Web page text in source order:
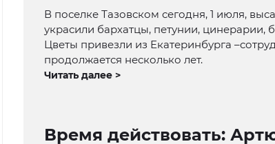
В поселке Тазовском сегодня, 1 июля,
украсили бархатцы, петунии, цинерарии,
Цветы привезли из Екатеринбурга
продолжается несколько лет.
Читать далее >
Время действовать: